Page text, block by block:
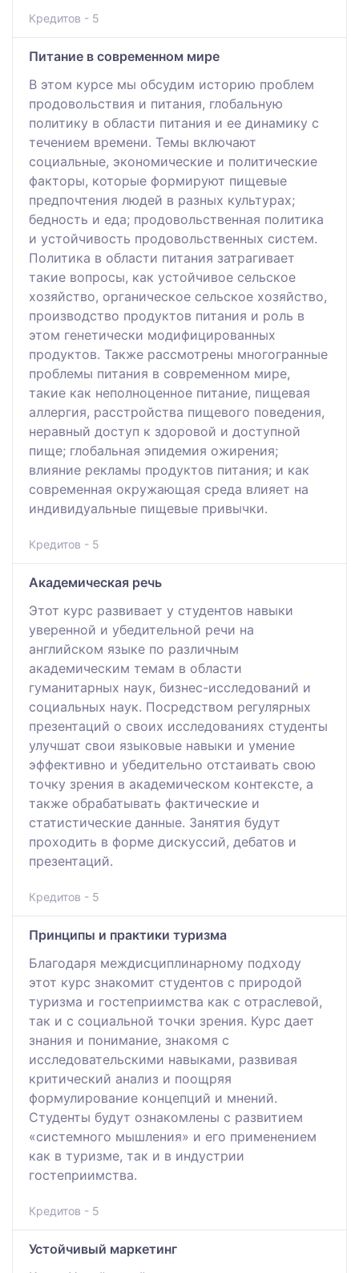
Кредитов - 5
Питание в современном мире
В этом курсе мы обсудим историю проблем
продовольствия и питания, глобальную
политику в области питания и ее динамику с
течением времени. Темы включают
социальные, экономические и политические
факторы, которые формируют пищевые
предпочтения людей в разных культурах;
бедность и еда; продовольственная политика
и устойчивость продовольственных систем.
Политика в области питания затрагивает
такие вопросы, как устойчивое сельское
хозяйство, органическое сельское хозяйство,
производство продуктов питания и роль в
этом генетически модифицированных
продуктов. Также рассмотрены многогранные
проблемы питания в современном мире,
такие как неполноценное питание, пищевая
аллергия, расстройства пищевого поведения,
неравный доступ к здоровой и доступной
пище; глобальная эпидемия ожирения;
влияние рекламы продуктов питания; и как
современная окружающая среда влияет на
индивидуальные пищевые привычки.
Кредитов - 5
Академическая речь
Этот курс развивает у студентов навыки
уверенной и убедительной речи на
английском языке по различным
академическим темам в области
гуманитарных наук, бизнес-исследований и
социальных наук. Посредством регулярных
презентаций о своих исследованиях студенты
улучшат свои языковые навыки и умение
эффективно и убедительно отстаивать свою
точку зрения в академическом контексте, а
также обрабатывать фактические и
статистические данные. Занятия будут
проходить в форме дискуссий, дебатов и
презентаций.
Кредитов - 5
Принципы и практики туризма
Благодаря междисциплинарному подходу
этот курс знакомит студентов с природой
туризма и гостеприимства как с отраслевой,
так и с социальной точки зрения. Курс дает
знания и понимание, знакомя с
исследовательскими навыками, развивая
критический анализ и поощряя
формулирование концепций и мнений.
Студенты будут ознакомлены с развитием
«системного мышления» и его применением
как в туризме, так и в индустрии
гостеприимства.
Кредитов - 5
Устойчивый маркетинг